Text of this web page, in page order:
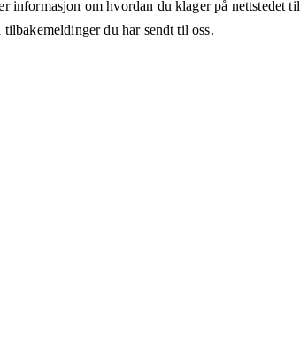
informasjon omhvordan du klager på nettstedet til
du har sendt til oss.